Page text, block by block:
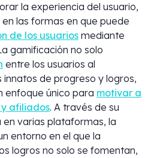
la experiencia del usuario,
las formas en que puede
de los usuarios mediante
gamificación no solo
entre los usuarios al
de progreso y logros,
enfoque único para motivar a
afiliados. A través de su
varias plataformas, la
entorno en el que la
logros no solo se fomentan,